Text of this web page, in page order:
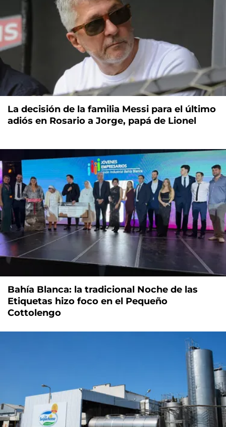
La decisión de la familia Messi para el último
adiós en Rosario a Jorge, papá de Lionel
Bahía Blanca: la tradicional Noche de las
Etiquetas hizo foco en el Pequeño
Cottolengo